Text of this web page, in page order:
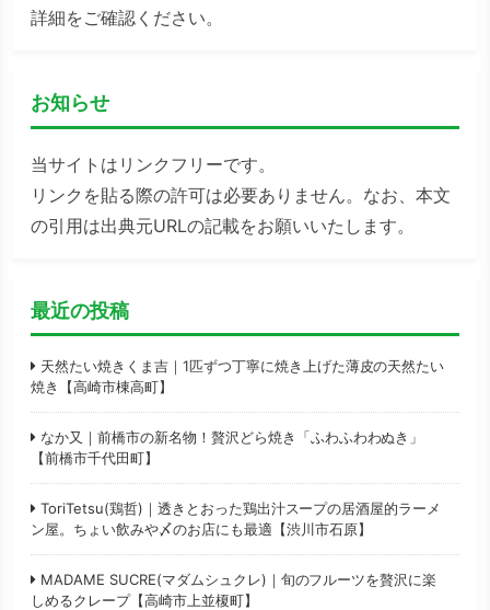
詳細をご確認ください。
お知らせ
当サイトはリンクフリーです。
リンクを貼る際の許可は必要ありません。なお、本文
の引用は出典元URLの記載をお願いいたします。
最近の投稿
天然たい焼きくま吉｜1匹ずつ丁寧に焼き上げた薄皮の天然たい
焼き【高崎市棟高町】
なか又｜前橋市の新名物！贅沢どら焼き「ふわふわわぬき」
【前橋市千代田町】
ToriTetsu(鶏哲)｜透きとおった鶏出汁スープの居酒屋的ラーメ
ン屋。ちょい飲みや〆のお店にも最適【渋川市石原】
MADAME SUCRE(マダムシュクレ)｜旬のフルーツを贅沢に楽
しめるクレープ【高崎市上並榎町】